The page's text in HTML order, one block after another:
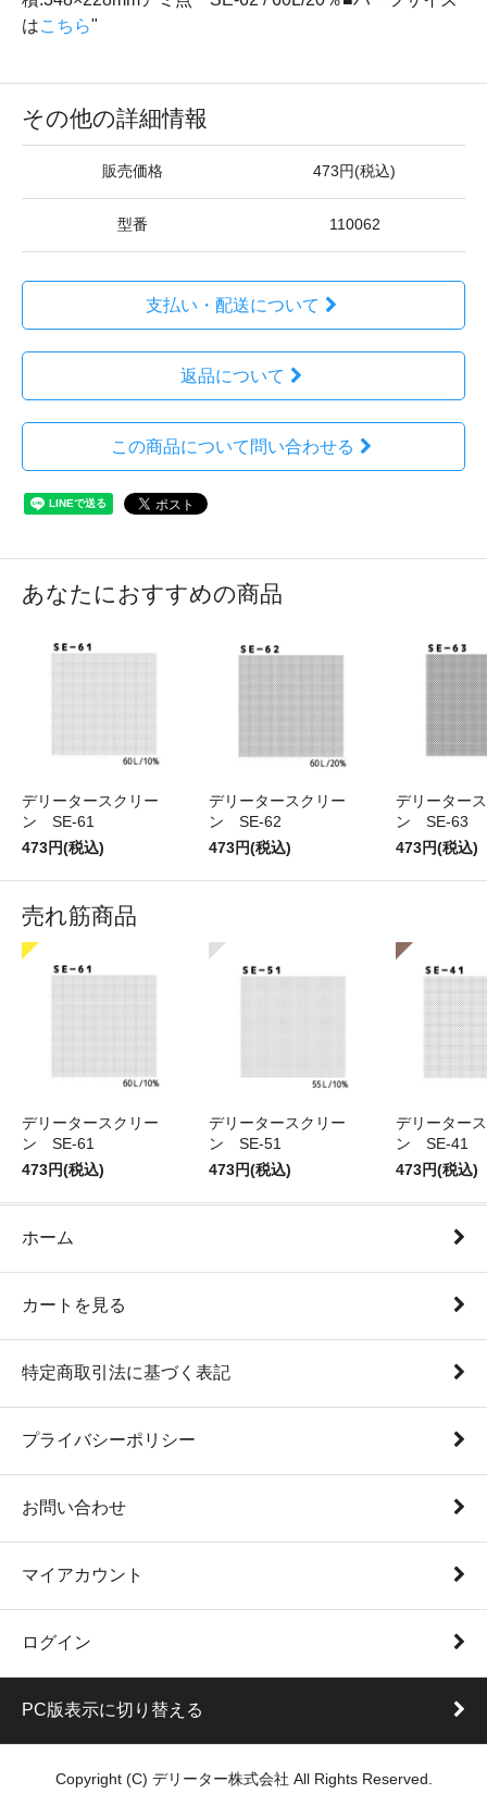
はこちら"
その他の詳細情報
販売価格 473円(税込)
型番 110062
支払い・配送について
返品について
この商品について問い合わせる
あなたにおすすめの商品
デリータースクリー
ン SE-61
473円(税込)
デリータースクリー
ン SE-62
473円(税込)
デリーター
ン SE-63
473円(税込)
売れ筋商品
デリータースクリー
ン SE-61
473円(税込)
デリータースクリー
ン SE-51
473円(税込)
デリーター
ン SE-41
473円(税込)
ホーム
カートを見る
特定商取引法に基づく表記
プライバシーポリシー
お問い合わせ
マイアカウント
ログイン
PC版表示に切り替える
Copyright (C) デリーター株式会社 All Rights Reserved.